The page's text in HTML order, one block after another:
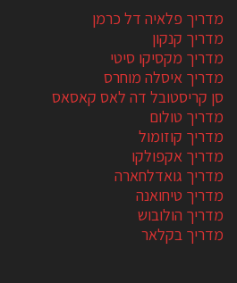
מדריך פלאיה דל כרמן
מדריך קנקון
מדריך מקסיקו סיטי
מדריך איסלה מוחרס
סן קריסטובל דה לאס קאסאס
מדריך טולום
מדריך קוזומול
מדריך אקפולקו
מדריך גואדלחארה
מדריך טיחואנה
מדריך הולובוש
מדריך בקלאר